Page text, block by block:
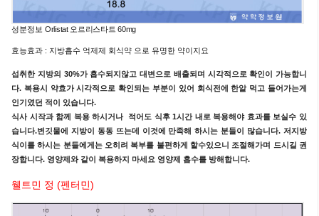
성분정보 Orlistat 오르리스타트 60mg
효능효과 : 지방흡수 억제제 회식약 으로 유명한 약이지요
섭취한 지방의 30%가 흡수되지않고 대변으로 배출되며 시각적으로 확인이 가능합니
다. 복용시 약효가 시각적으로 확인되는 부분이 있어 회식전에 한알 먹고 들어가는게
인기였던 적이 있습니다.
식사 시작과 함께 복용 하시거나 적어도 식후 1시간 내로 복용해야 효과를 보실수 있
습니다.변깃물에 지방이 동동 뜨는데 이것에 만족해 하시는 분들이 많습니다. 저지방
식이를 하시는 분들에게는 오히려 복부를 불편하게 할수있으니 조절해가며 드시길 권
장합니다. 영양제와 같이 복용하지 마세요 영양제 흡수를 방해합니다.
웰트민 정 (펜터민)